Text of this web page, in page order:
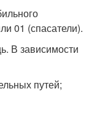
01 (спасатели).
В зависимости
путей;